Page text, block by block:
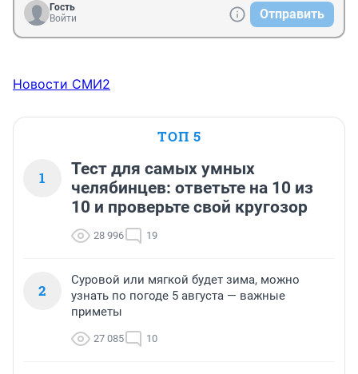
Гость
Войти
Отправить
Новости СМИ2
ТОП 5
1
Тест для самых умных
челябинцев: ответьте на 10 из
10 и проверьте свой кругозор
28 996 19
2
Суровой или мягкой будет зима, можно
узнать по погоде 5 августа — важные
приметы
27 085 10